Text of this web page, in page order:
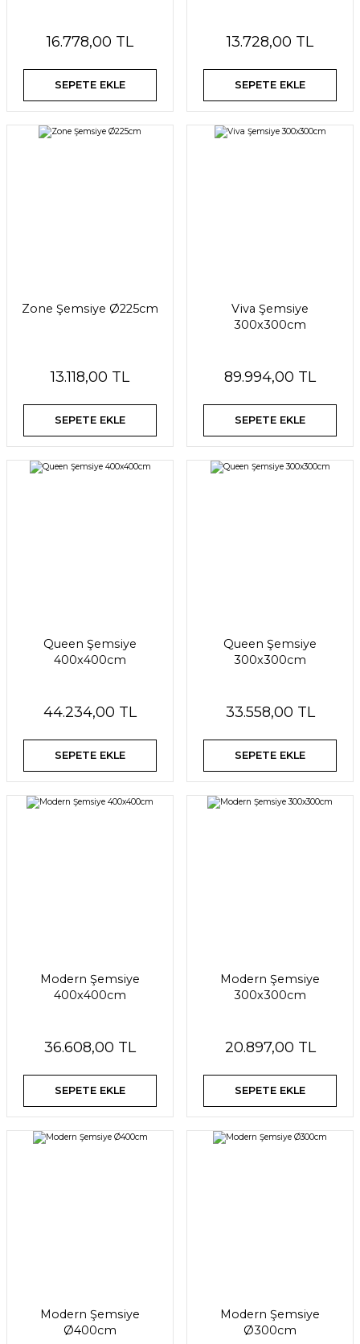
16.778,00 TL
SEPETE EKLE
13.728,00 TL
SEPETE EKLE
Zone Şemsiye Ø225cm
13.118,00 TL
SEPETE EKLE
Viva Şemsiye
300x300cm
89.994,00 TL
SEPETE EKLE
Queen Şemsiye
400x400cm
44.234,00 TL
SEPETE EKLE
Queen Şemsiye
300x300cm
33.558,00 TL
SEPETE EKLE
Modern Şemsiye
400x400cm
36.608,00 TL
SEPETE EKLE
Modern Şemsiye
300x300cm
20.897,00 TL
SEPETE EKLE
Modern Şemsiye
Ø400cm
Modern Şemsiye
Ø300cm